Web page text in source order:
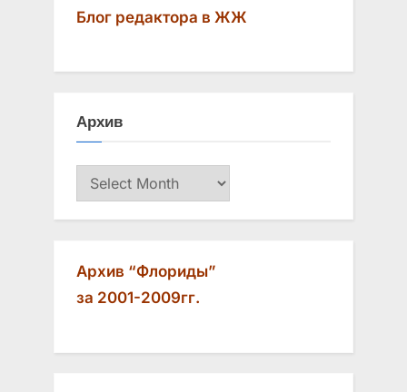
Блог редактора в ЖЖ
Архив
Архив
Архив “Флориды”
за 2001-2009гг.